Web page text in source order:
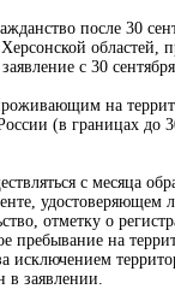
после 30
областей,
с 30
на
(в границах до
с месяца
удостоверяющем
отметку о
пребывание на
исключением
в заявлении.